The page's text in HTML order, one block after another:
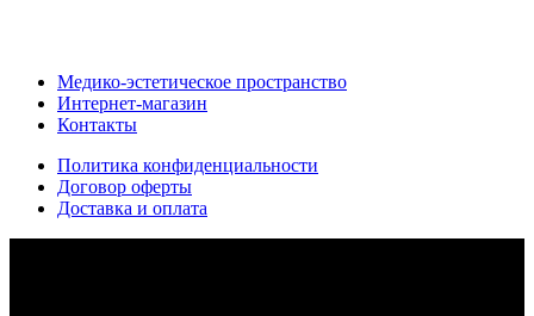
Медико-эстетическое пространство
Интернет-магазин
Контакты
Политика конфиденциальности
Договор оферты
Доставка и оплата